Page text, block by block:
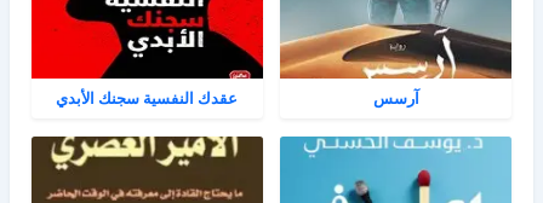
آرسس عقدك النفسية سجنك الأبدي